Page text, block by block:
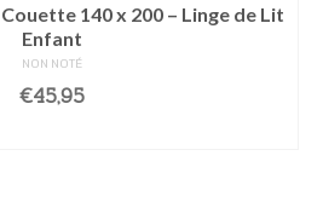
140 x 200 – Linge de Lit
Enfant
NON NOTÉ
€45,95